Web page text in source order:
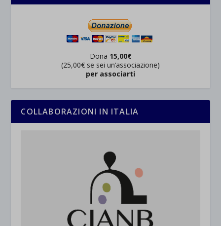
Dona 15,00€
(25,00€ se sei un’associazione)
per associarti
COLLABORAZIONI IN ITALIA